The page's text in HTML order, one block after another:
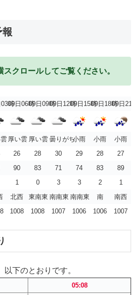
報
クロールしてご覧ください。
時
09日06時09日09時09日12時09日15時09日18時09日21時
厚い雲 厚い雲 曇りがち小雨 小雨
小雨
26 28 30 29 28
27
90 83 71 74 83
89
1 0 3 3 2
1
北西 東南東 南南東 南南東 南
南西
1008 1008 1007 1006 1006 1007
以下のとおりです。
05:08